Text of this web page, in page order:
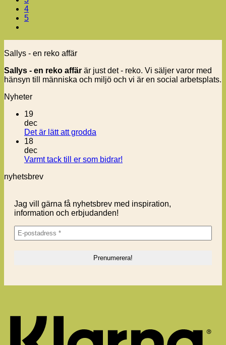
4
5
Sallys - en reko affär
Sallys - en reko affär är just det - reko. Vi säljer varor med
hänsyn till människa och miljö och vi är en social arbetsplats.
Nyheter
19
dec
Det är lätt att grodda
Det
18
dec
Varmt tack till er som bidrar!
till
nyhetsbrev
Jag vill gärna få nyhetsbrev med inspiration,
information och erbjudanden!